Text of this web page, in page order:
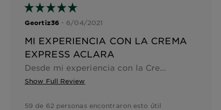
Geortiz36 - 6/04/2021
MI EXPERIENCIA CON LA CREMA
EXPRESS ACLARA
Show Full Review
59 de 62 personas encontraron esto útil